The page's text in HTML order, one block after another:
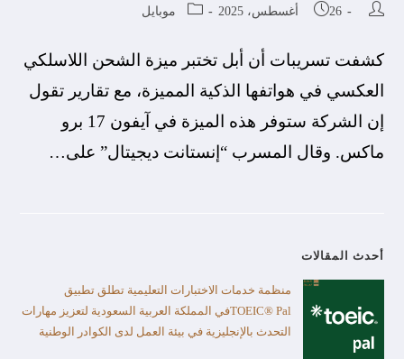
26 أغسطس، 2025 موبايل
كشفت تسريبات أن أبل تختبر ميزة الشحن اللاسلكي
العكسي في هواتفها الذكية المميزة، مع تقارير تقول
إن الشركة ستوفر هذه الميزة في آيفون 17 برو
ماكس. وقال المسرب “إنستانت ديجيتال” على…
أحدث المقالات
منظمة خدمات الاختبارات التعليمية تطلق تطبيق
TOEIC® Palفي المملكة العربية السعودية لتعزيز مهارات
التحدث بالإنجليزية في بيئة العمل لدى الكوادر الوطنية